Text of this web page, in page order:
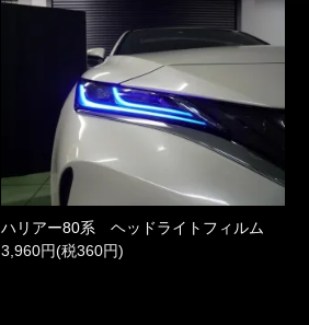
ハリアー80系 ヘッドライトフィルム
3,960円(税360円)